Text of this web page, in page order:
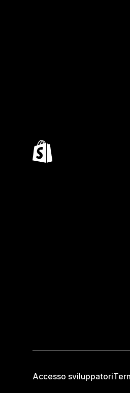
Accesso sviluppatori